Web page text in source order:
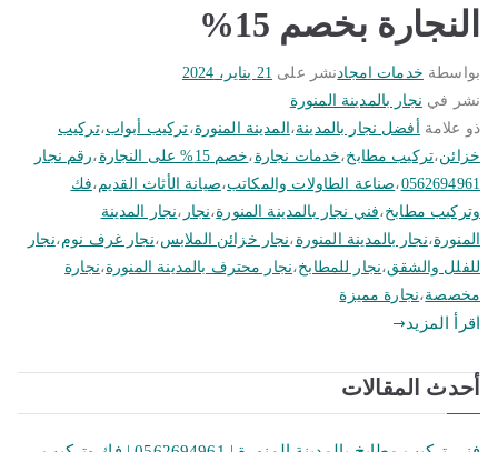
النجارة بخصم 15%
بواسطة خدمات امجادنشر على 21 يناير، 2024
نشر في نجار بالمدينة المنورة
ذو علامة
أفضل نجار بالمدينة، المدينة المنورة،تركيب أبواب،تركيب
خزائن،تركيب مطابخ،خدمات نجارة ،خصم 15% على النجارة ،رقم نجار
0562694961،صناعة الطاولات والمكاتب،صيانة الأثاث القديم،فك
وتركيب مطابخ،فني نجار بالمدينة المنورة،نجار ،نجار المدينة
المنورة،نجار بالمدينة المنورة ،نجار خزائن الملابس،نجار غرف نوم،نجار
للفلل والشقق،نجار للمطابخ،نجار محترف بالمدينة المنورة،نجارة
مخصصة،نجارة مميزة
اقرأ المزيد
أحدث المقالات